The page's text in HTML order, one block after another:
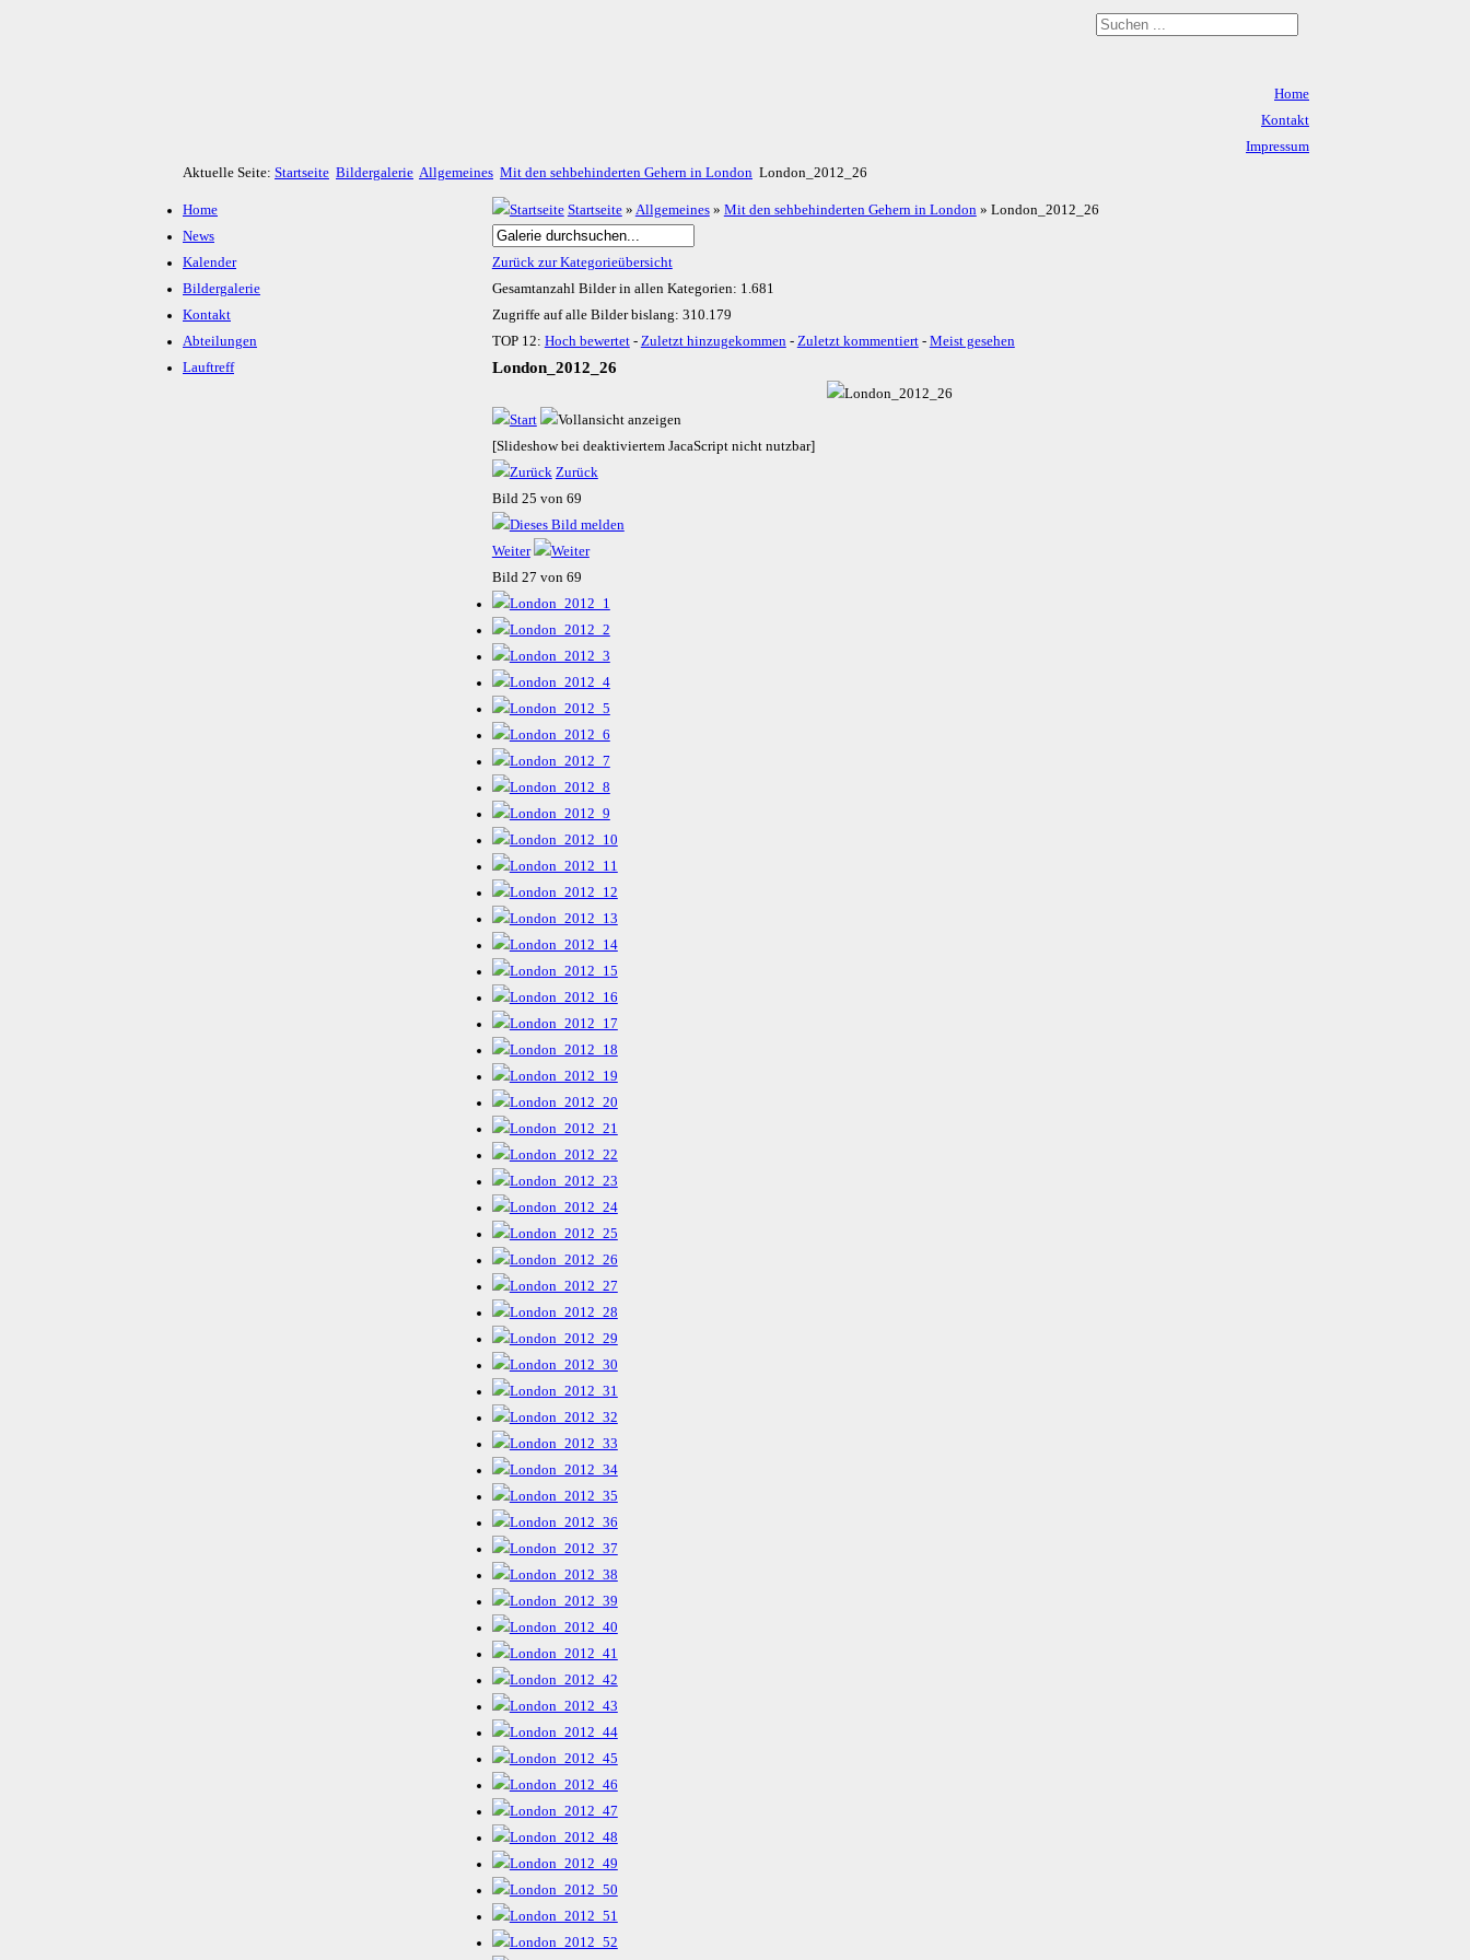
Home
Kontakt
Impressum
Aktuelle Seite: Startseite Bildergalerie Allgemeines Mit den sehbehinderten Gehern in London London_2012_26
Home
News
Kalender
Bildergalerie
Kontakt
Abteilungen
Lauftreff
Startseite» Allgemeines» Mit den sehbehinderten Gehern in London» London_2012_26
Zurück zur Kategorieübersicht
Gesamtanzahl Bilder in allen Kategorien: 1.681
Zugriffe auf alle Bilder bislang: 310.179
TOP 12: Hoch bewertet- Zuletzt hinzugekommen- Zuletzt kommentiert- Meist gesehen
London_2012_26
[Slideshow bei deaktiviertem JacaScript nicht nutzbar]
Zurück
Bild 25 von 69
Weiter
Bild 27 von 69